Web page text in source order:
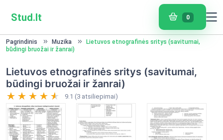
Stud.lt 0
Pagrindinis Muzika
Lietuvos etnografinės sritys (savitumai,
būdingi bruožai ir žanrai)
Lietuvos etnografinės sritys (savitumai,
būdingi bruožai ir žanrai)
9.1 (3 atsiliepimai)